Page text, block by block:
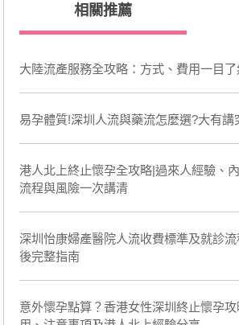
相關推薦
大陸流產服務全攻略：方式、費用一目了
易孕體質!深圳人流與藥流怎麼選?大有講
港人北上終止懷孕全攻略|過來人經驗、
流程與風險一次講清
深圳怡康婦產醫院人流收費標準及就診
後完整指南
意外懷孕點算？香港女性深圳終止懷孕